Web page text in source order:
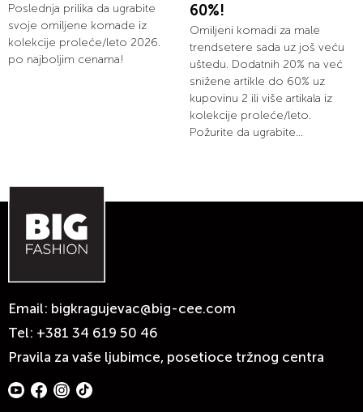
Poslednja prilika da ugrabite
svoje omiljene komade iz
kolekcije proleće/leto 2026.
po najboljim cenama!
60%!
Omiljeni komadi za male
trendsetere sada uz još veću
uštedu. Dodatnih 20% na već
snižene artikle do 60% uz
kupovinu 2 ili više artikala iz
kolekcije proleće/leto.
Požurite da ugrabite...
Email: bigkragujevac@big-cee.com
Tel: +381 34 619 50 46
Pravila za vaše ljubimce, posetioce tržnog centra